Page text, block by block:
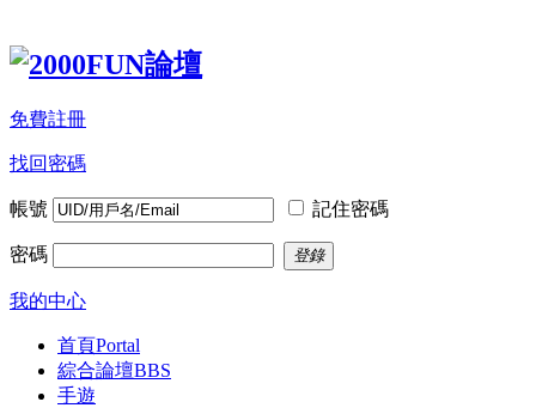
免費註冊
找回密碼
帳號 記住密碼
密碼 登錄
我的中心
首頁Portal
綜合論壇BBS
手遊